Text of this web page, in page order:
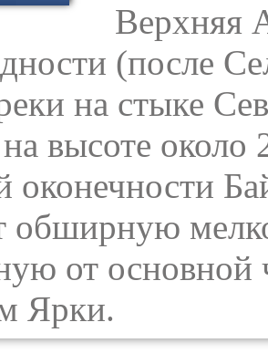
Верхняя
(после
на стыке
на высоте
оконечности
обширную
от основной
Ярки.